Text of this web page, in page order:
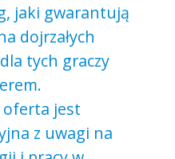
jaki gwarantują
dojrzałych
tych graczy
oferta jest
z uwagi na